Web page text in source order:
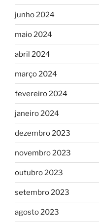
junho 2024
maio 2024
abril 2024
março 2024
fevereiro 2024
janeiro 2024
dezembro 2023
novembro 2023
outubro 2023
setembro 2023
agosto 2023